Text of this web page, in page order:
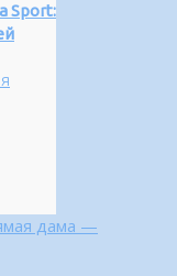
Sport:
дама —